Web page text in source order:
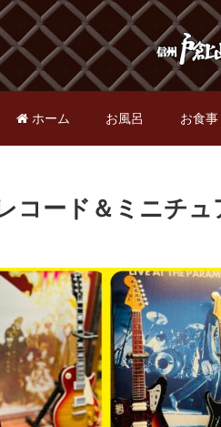
ホーム お風呂 お食事
コード＆ミニチュ